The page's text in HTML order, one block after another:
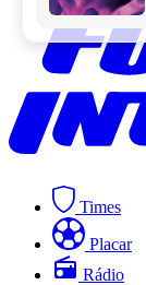
Times
Placar
Rádio